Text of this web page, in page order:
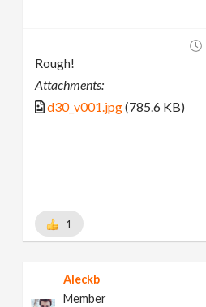
Rough!
Attachments:
d30_v001.jpg(785.6 KB)
1
Aleckb
Member